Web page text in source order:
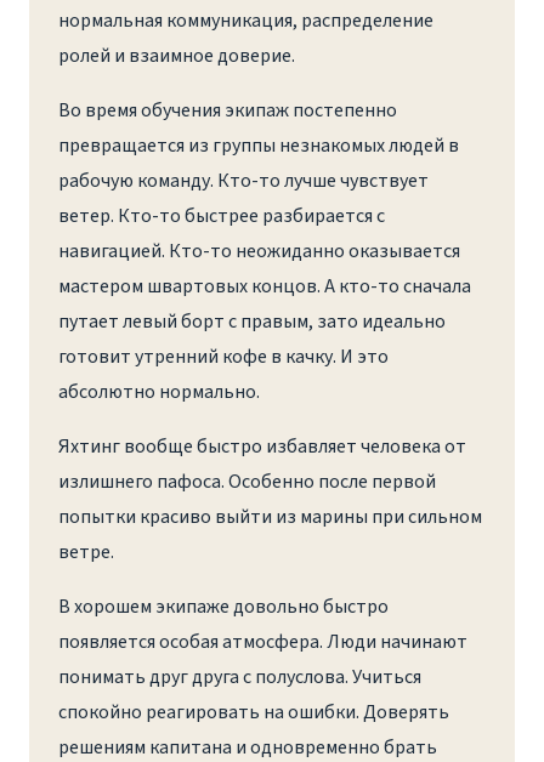
нормальная коммуникация, распределение
ролей и взаимное доверие.
Во время обучения экипаж постепенно
превращается из группы незнакомых людей в
рабочую команду. Кто-то лучше чувствует
ветер. Кто-то быстрее разбирается с
навигацией. Кто-то неожиданно оказывается
мастером швартовых концов. А кто-то сначала
путает левый борт с правым, зато идеально
готовит утренний кофе в качку. И это
абсолютно нормально.
Яхтинг вообще быстро избавляет человека от
излишнего пафоса. Особенно после первой
попытки красиво выйти из марины при сильном
ветре.
В хорошем экипаже довольно быстро
появляется особая атмосфера. Люди начинают
понимать друг друга с полуслова. Учиться
спокойно реагировать на ошибки. Доверять
решениям капитана и одновременно брать